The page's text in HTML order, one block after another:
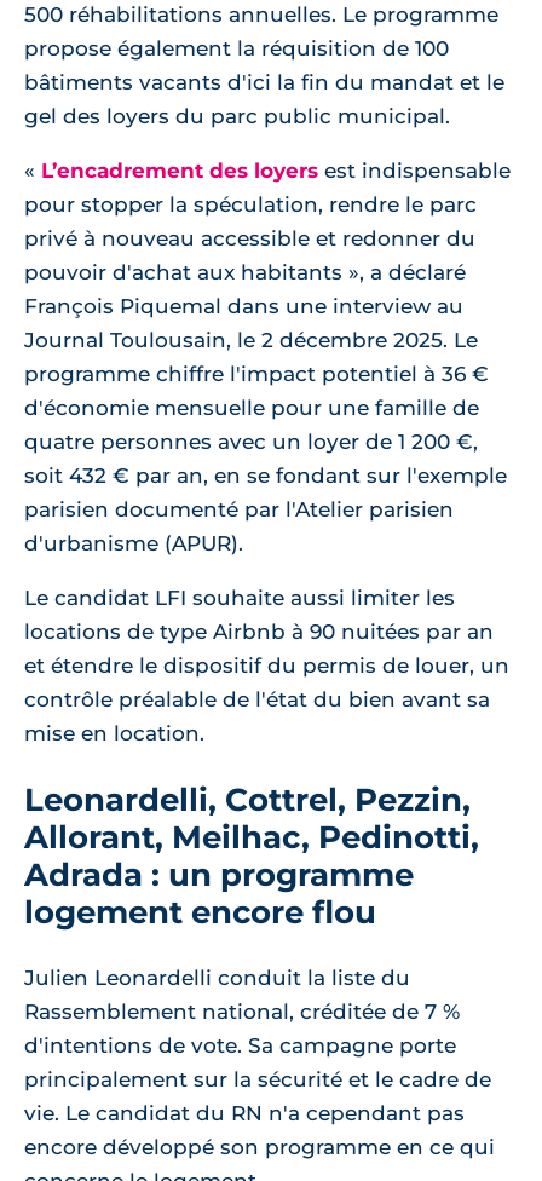
500 réhabilitations annuelles. Le programme
propose également la réquisition de 100
bâtiments vacants d'ici la fin du mandat et le
gel des loyers du parc public municipal.
L’encadrement des loyers est indispensable
pour stopper la spéculation, rendre le parc
privé à nouveau accessible et redonner du
pouvoir d'achat aux habitants
, a déclaré
François Piquemal dans une interview au
Journal Toulousain, le 2 décembre 2025. Le
programme chiffre l'impact potentiel à 36 €
d'économie mensuelle pour une famille de
quatre personnes avec un loyer de 1 200 €,
soit 432 € par an, en se fondant sur l'exemple
parisien documenté par l'Atelier parisien
d'urbanisme (APUR).
Le candidat LFI souhaite aussi limiter les
locations de type Airbnb à 90 nuitées par an
et étendre le dispositif du permis de louer, un
contrôle préalable de l'état du bien avant sa
mise en location.
Leonardelli, Cottrel, Pezzin,
Allorant, Meilhac, Pedinotti,
Adrada : un programme
logement encore flou
Julien Leonardelli conduit la liste du
Rassemblement national, créditée de 7 %
d'intentions de vote. Sa campagne porte
principalement sur la sécurité et le cadre de
vie. Le candidat du RN n'a cependant pas
encore développé son programme en ce qui